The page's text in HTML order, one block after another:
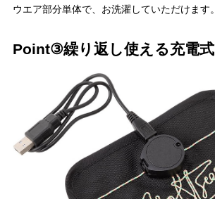
ウエア部分単体で、お洗濯していただけます。
Point③繰り返し使える充電式